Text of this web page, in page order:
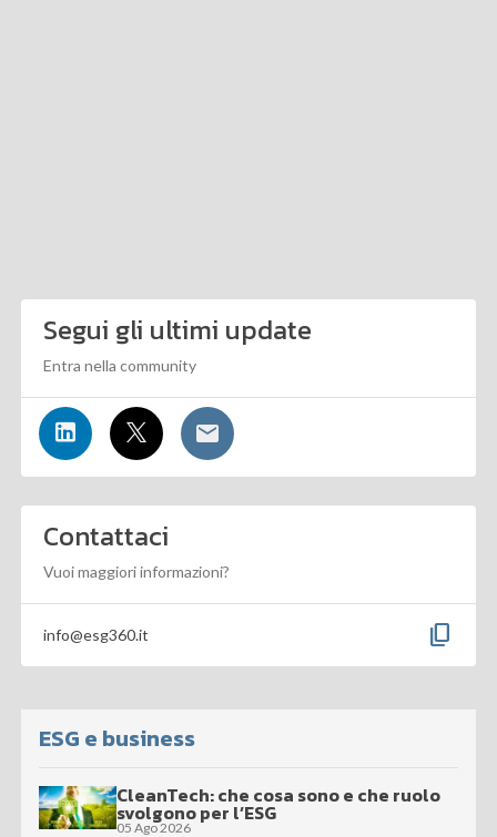
Segui gli ultimi update
Entra nella community
Contattaci
Vuoi maggiori informazioni?
info@esg360.it content_copy
ESG e business
CleanTech: che cosa sono e che ruolo
svolgono per l’ESG
05 Ago 2026